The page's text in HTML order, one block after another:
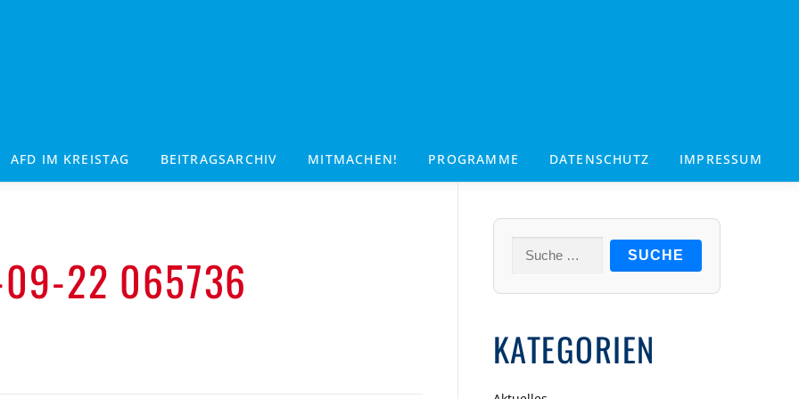
AFD IM KREISTAG BEITRAGSARCHIV MITMACHEN! PROGRAMME DATENSCHUTZ IMPRESSUM
09-22 065736
Suche
KATEGORIEN